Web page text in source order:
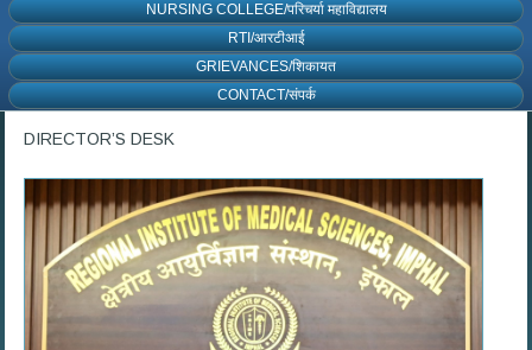
NURSING COLLEGE/परिचर्या महाविद्यालय
RTI/आरटीआई
GRIEVANCES/शिकायत
CONTACT/संपर्क
DIRECTOR’S DESK